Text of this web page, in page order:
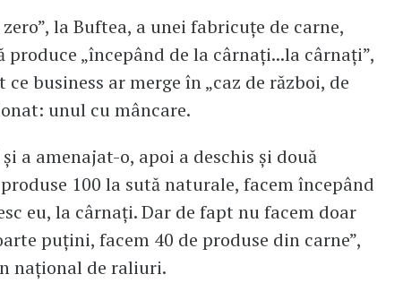
la Buftea, a unei fabricuțe de carne,
produce „începând de la cârnați...la cârnați”,
business ar merge în „caz de război, de
unul cu mâncare.
a amenajat-o, apoi a deschis și două
100 la sută naturale, facem începând
eu, la cârnați. Dar de fapt nu facem doar
puțini, facem 40 de produse din carne”,
naţional de raliuri.